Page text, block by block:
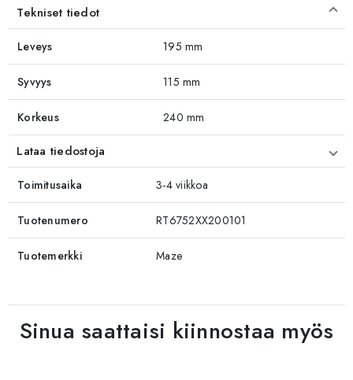
Tekniset tiedot
Leveys 195 mm
Syvyys 115 mm
Korkeus 240 mm
Lataa tiedostoja
Toimitusaika 3-4 viikkoa
Tuotenumero RT6752XX200101
Tuotemerkki Maze
Sinua saattaisi kiinnostaa myös